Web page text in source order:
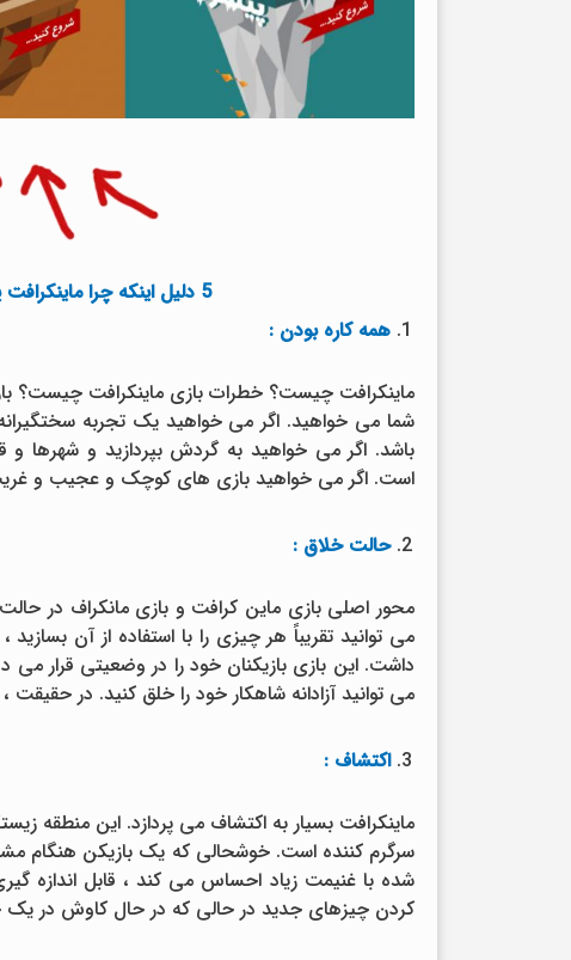
5 دلیل اینکه چرا ماینکرافت پرفروش ترین بازی ویدیویی است
همه کاره بودن :
ماینکرافت چیست؟ خطرات بازی ماینکرافت چیست؟
شما می خواهید. اگر می خواهید یک تجربه
باشد. اگر می خواهید به گردش بپردازید و شهرها و
است. اگر می خواهید بازی های کوچک و عجیب و
حالت خلاق :
محور اصلی بازی ماین کرافت و بازی مانکراف در
می توانید تقریباً هر چیزی را با استفاده از آن
داشت. این بازی بازیکنان خود را در وضعیتی قرار می
می توانید آزادانه شاهکار خود را خلق کنید. در حقیقت
اکتشاف :
ماینکرافت بسیار به اکتشاف می پردازد. این منطقه
سرگرم کننده است. خوشحالی که یک بازیکن هنگام
شده با غنیمت زیاد احساس می کند ، قابل اندازه
کردن چیزهای جدید در حالی که در حال کاوش در یک